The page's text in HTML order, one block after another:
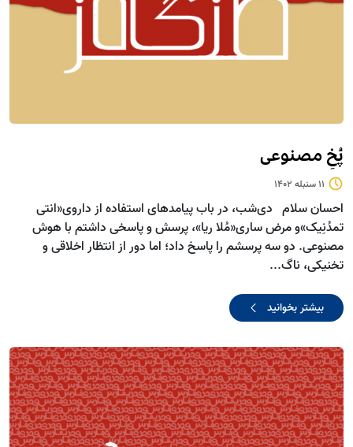
پُخِ مصنوعی
11 سنبله 1402
احسان سلام دی‌شب، در باب پیامدهای استفاده از داروی«انتی
تمدُنِیک»و مرض ساری«مُلا ریا»، پرسش و پاسخی داشتم با هوش
مصنوعی. دو سه پرسشم را پاسخ داد؛ اما دور از انتظار اخلاقی و
تخنیکی، ناگ...
بیشتر بخوانید